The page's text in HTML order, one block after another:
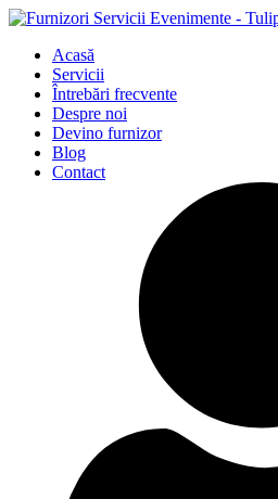
Acasă
Servicii
Întrebări frecvente
Despre noi
Devino furnizor
Blog
Contact